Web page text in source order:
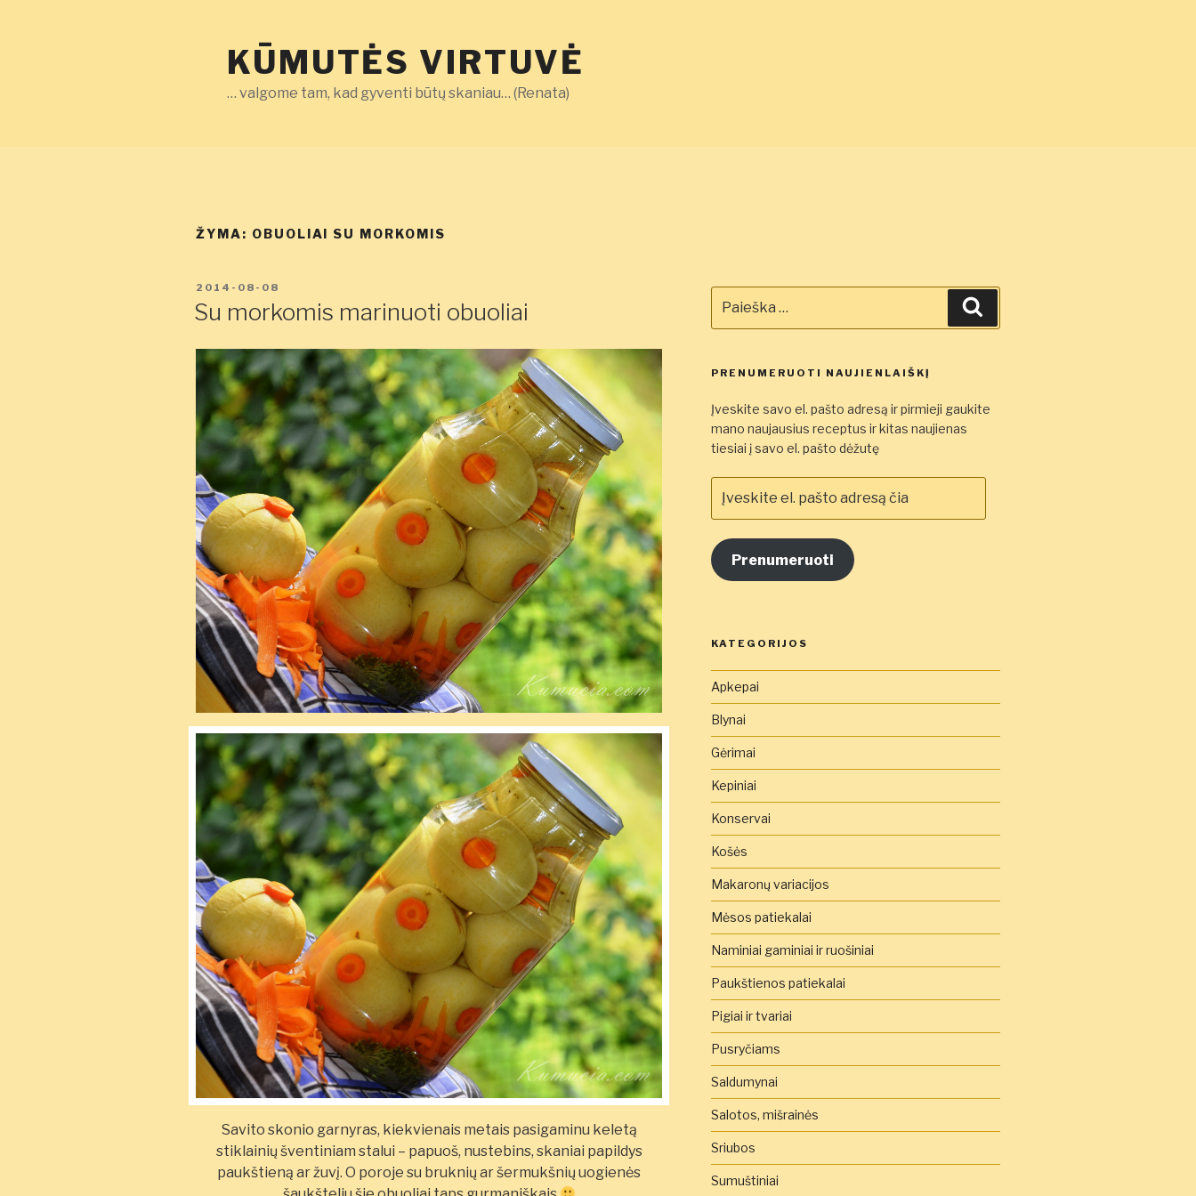
KŪMUTĖS VIRTUVĖ
… valgome tam, kad gyventi būtų skaniau… (Renata)
ŽYMA: OBUOLIAI SU MORKOMIS
PASKELBTA
2014-08-08
Su morkomis marinuoti obuoliai
Savito skonio garnyras, kiekvienais metais pasigaminu keletą
stiklainių šventiniam stalui – papuoš, nustebins, skaniai papildys
paukštieną ar žuvį. O poroje su bruknių ar šermukšnių uogienės
PRENUMERUOTI NAUJIENLAIŠKĮ
Įveskite savo el. pašto adresą ir pirmieji gaukite
mano naujausius receptus ir kitas naujienas
tiesiai į savo el. pašto dėžutę
el.
pašto
adresą
čia
Prenumeruoti
KATEGORIJOS
Apkepai
Blynai
Gėrimai
Kepiniai
Konservai
Košės
Makaronų variacijos
Mėsos patiekalai
Naminiai gaminiai ir ruošiniai
Paukštienos patiekalai
Pigiai ir tvariai
Pusryčiams
Saldumynai
Salotos, mišrainės
Sriubos
Sumuštiniai